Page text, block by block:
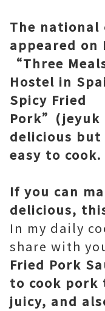
The national
appeared on
“Three
Hostel in
Spicy Fried
Pork”(jeyuk
delicious but
easy to cook.
If you can
delicious,
In my daily
share with
Fried Pork
to cook pork
juicy, and